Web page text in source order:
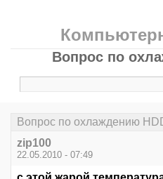
Вопрос по
Вопрос по охлаждению
zip100
22.05.2010 - 07:49